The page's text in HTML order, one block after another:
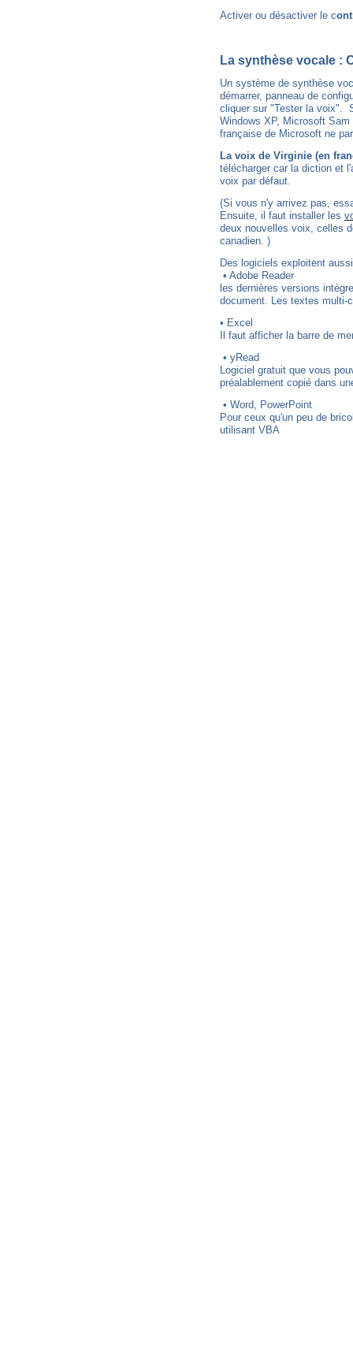
Activer ou désactiver le c
La synthèse vocale :
Un système de synthèse
démarrer, panneau de
cliquer sur "Tester la voix".
Windows XP, Microsoft
française de Microsoft ne
La voix de Virginie (en
télécharger car la diction et
voix par défaut.
(Si vous n'y arrivez pas,
Ensuite, il faut installer les
deux nouvelles voix, celles
canadien. )
Des logiciels exploitent
• Adobe Reader
les dernières versions
document. Les textes multi-
• Excel
Il faut afficher la barre de
• yRead
Logiciel gratuit que vous
préalablement copié dans
• Word, PowerPoint
Pour ceux qu'un peu de
utilisant VBA